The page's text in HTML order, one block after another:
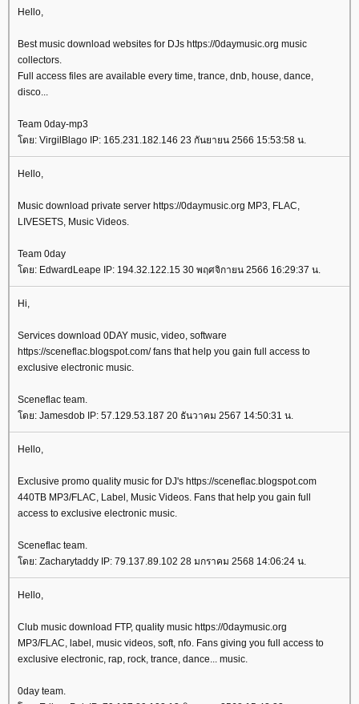
Hello,
Best music download websites for DJs https://0daymusic.org music
collectors.
Full access files are available every time, trance, dnb, house, dance,
disco...
Team 0day-mp3
ดย: VirgilBlago IP: 165.231.182.146 23 กันยายน 2566 15:53:58 น.
Hello,
Music download private server https://0daymusic.org MP3, FLAC,
LIVESETS, Music Videos.
Team 0day
ดย: EdwardLeape IP: 194.32.122.15 30 พฤศจิกายน 2566 16:29:37 น.
Hi,
Services download 0DAY music, video, software
https://sceneflac.blogspot.com/ fans that help you gain full access to
exclusive electronic music.
Sceneflac team.
ดย: Jamesdob IP: 57.129.53.187 20 ธันวาคม 2567 14:50:31 น.
Hello,
Exclusive promo quality music for DJ's https://sceneflac.blogspot.com
440TB MP3/FLAC, Label, Music Videos. Fans that help you gain full
access to exclusive electronic music.
Sceneflac team.
ดย: Zacharytaddy IP: 79.137.89.102 28 มกราคม 2568 14:06:24 น.
Hello,
Club music download FTP, quality music https://0daymusic.org
MP3/FLAC, label, music videos, soft, nfo. Fans giving you full access to
exclusive electronic, rap, rock, trance, dance... music.
0day team.